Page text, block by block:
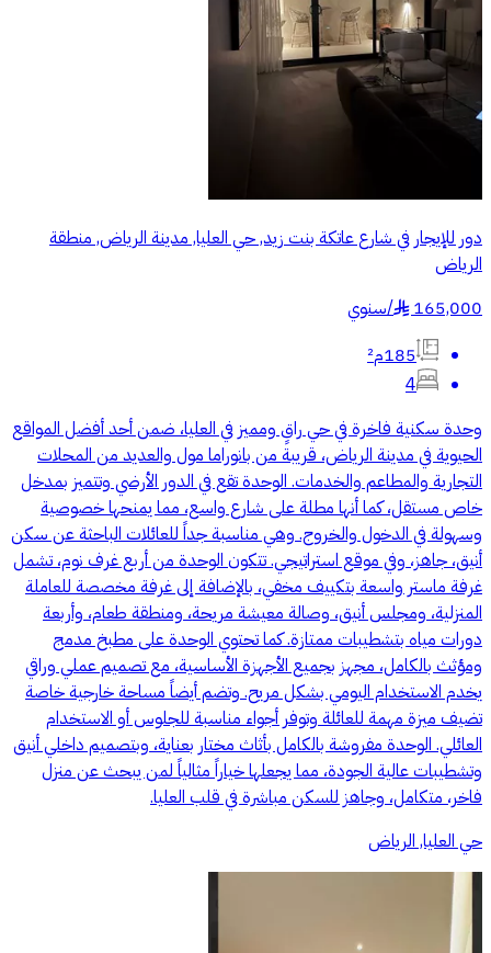
دور للإيجار في شارع عاتكة بنت زيد, حي العليا, مدينة الرياض, منطقة
الرياض
165,000
§
/سنوي
185م²
4
وحدة سكنية فاخرة في حي راقٍ ومميز في العليا، ضمن أحد أفضل المواقع
الحيوية في مدينة الرياض، قريبة من بانوراما مول والعديد من المحلات
التجارية والمطاعم والخدمات. الوحدة تقع في الدور الأرضي وتتميز بمدخل
خاص مستقل، كما أنها مطلة على شارع واسع، مما يمنحها خصوصية
وسهولة في الدخول والخروج. وهي مناسبة جداً للعائلات الباحثة عن سكن
أنيق، جاهز، وفي موقع استراتيجي. تتكون الوحدة من أربع غرف نوم، تشمل
غرفة ماستر واسعة بتكييف مخفي، بالإضافة إلى غرفة مخصصة للعاملة
المنزلية، ومجلس أنيق، وصالة معيشة مريحة، ومنطقة طعام، وأربعة
دورات مياه بتشطيبات ممتازة. كما تحتوي الوحدة على مطبخ مدمج
ومؤثث بالكامل، مجهز بجميع الأجهزة الأساسية، مع تصميم عملي وراقي
يخدم الاستخدام اليومي بشكل مريح. وتضم أيضاً مساحة خارجية خاصة
تضيف ميزة مهمة للعائلة وتوفر أجواء مناسبة للجلوس أو الاستخدام
العائلي. الوحدة مفروشة بالكامل بأثاث مختار بعناية، وبتصميم داخلي أنيق
وتشطيبات عالية الجودة، مما يجعلها خياراً مثالياً لمن يبحث عن منزل
فاخر، متكامل، وجاهز للسكن مباشرة في قلب العليا.
حي العليا, الرياض